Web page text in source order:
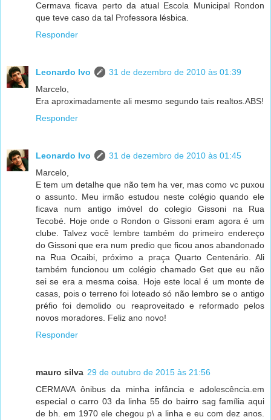
Cermava ficava perto da atual Escola Municipal Rondon
que teve caso da tal Professora lésbica.
Responder
Leonardo Ivo
31 de dezembro de 2010 às 01:39
Marcelo,
Era aproximadamente ali mesmo segundo tais realtos.ABS!
Responder
Leonardo Ivo
31 de dezembro de 2010 às 01:45
Marcelo,
E tem um detalhe que não tem ha ver, mas como vc puxou
o assunto. Meu irmão estudou neste colégio quando ele
ficava num antigo imóvel do colegio Gissoni na Rua
Tecobé. Hoje onde o Rondon o Gissoni eram agora é um
clube. Talvez você lembre também do primeiro endereço
do Gissoni que era num predio que ficou anos abandonado
na Rua Ocaibi, próximo a praça Quarto Centenário. Ali
também funcionou um colégio chamado Get que eu não
sei se era a mesma coisa. Hoje este local é um monte de
casas, pois o terreno foi loteado só não lembro se o antigo
préfio foi demolido ou reaproveitado e reformado pelos
novos moradores. Feliz ano novo!
Responder
mauro silva 29 de outubro de 2015 às 21:56
CERMAVA ônibus da minha infância e adolescência.em
especial o carro 03 da linha 55 do bairro sag família aqui
de bh. em 1970 ele chegou p\ a linha e eu com dez anos.